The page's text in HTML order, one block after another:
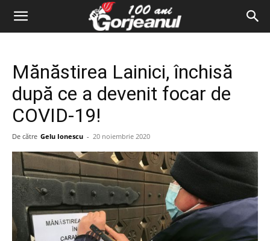
Mănăstirea Lainici, închisă
după ce a devenit focar de
COVID-19!
De către Gelu Ionescu - 20 noiembrie 2020